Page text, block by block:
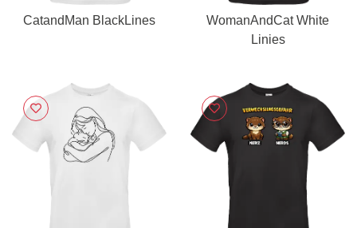
CatandMan BlackLines
WomanAndCat White
Linies